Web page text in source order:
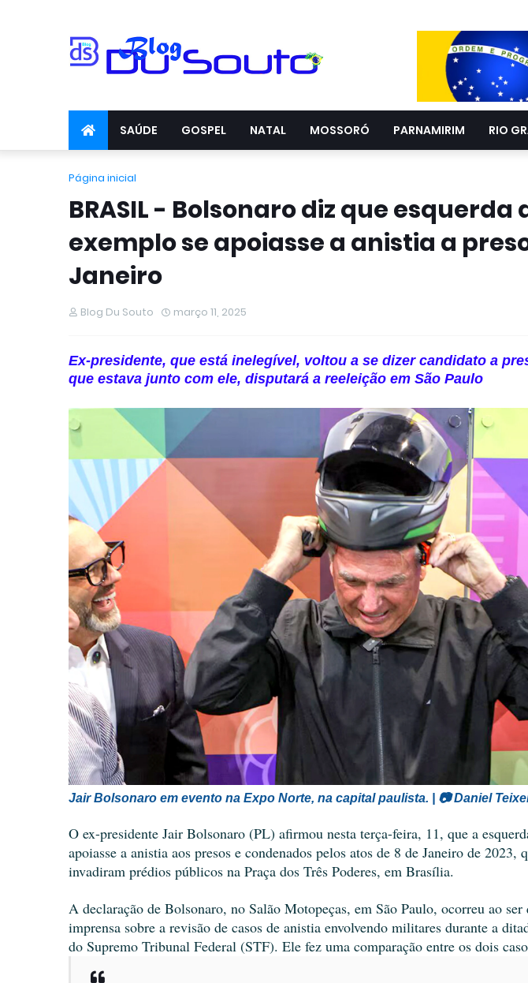
SAÚDE GOSPEL NATAL MOSSORÓ PARNAMIRIM RIO
Página inicial
BRASIL - Bolsonaro diz que
exemplo se apoiasse a anistia a
Janeiro
Blog Du Souto março 11, 2025
Ex-presidente, que está inelegível, voltou a se dizer candidato a
que estava junto com ele, disputará a reeleição em São Paulo
Jair Bolsonaro em evento na Expo Norte, na capital paulista. | 📷Daniel
O ex-presidente Jair Bolsonaro (PL) afirmou nesta terça-feira, 11, que a
apoiasse a anistia aos presos e condenados pelos atos de 8 de Janeiro de 2023,
invadiram prédios públicos na Praça dos Três Poderes, em Brasília.
A declaração de Bolsonaro, no Salão Motopeças, em São Paulo, ocorreu ao
imprensa sobre a revisão de casos de anistia envolvendo militares durante a
do Supremo Tribunal Federal (STF). Ele fez uma comparação entre os dois